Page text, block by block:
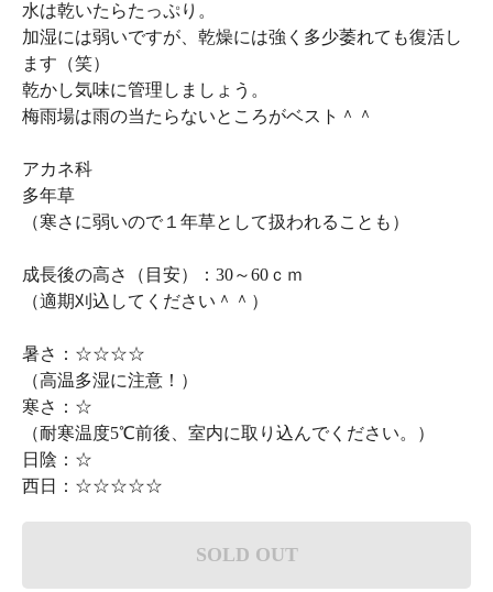
水は乾いたらたっぷり。
加湿には弱いですが、乾燥には強く多少萎れても復活し
ます（笑）
乾かし気味に管理しましょう。
梅雨場は雨の当たらないところがベスト＾＾
アカネ科
多年草
（寒さに弱いので１年草として扱われることも）
成長後の高さ（目安）：30～60ｃｍ
（適期刈込してください＾＾）
暑さ：☆☆☆☆
（高温多湿に注意！）
寒さ：☆
（耐寒温度5℃前後、室内に取り込んでください。）
日陰：☆
西日：☆☆☆☆☆
SOLD OUT